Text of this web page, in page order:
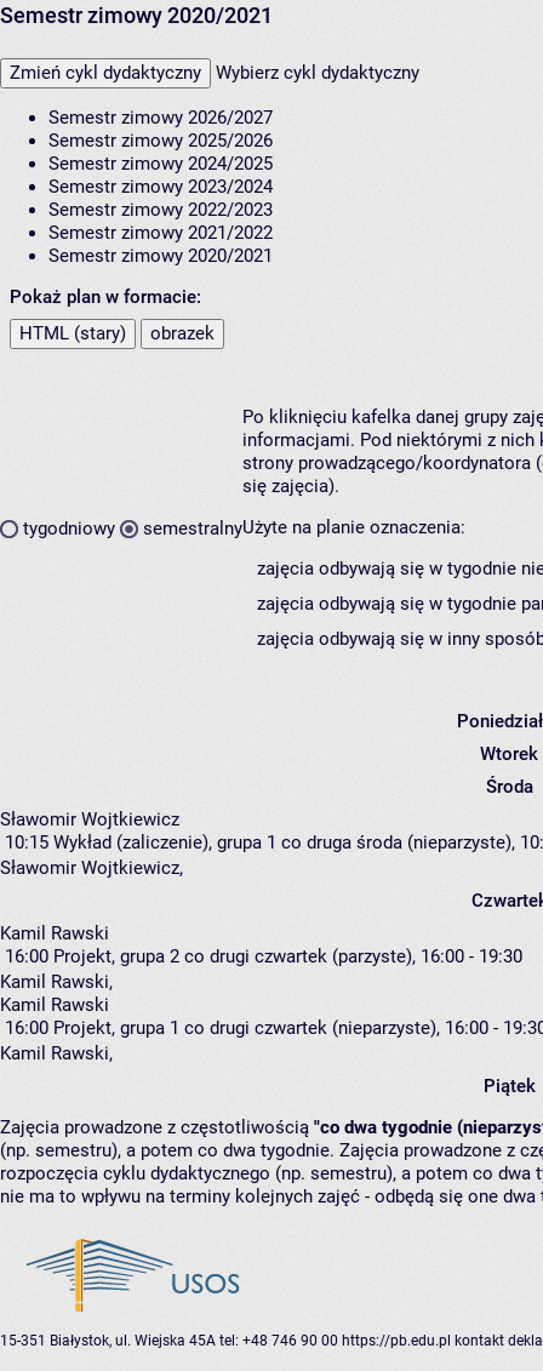
Semestr zimowy 2020/2021
Zmień cykl dydaktyczny Wybierz cykl dydaktyczny
Semestr zimowy 2026/2027
Semestr zimowy 2025/2026
Semestr zimowy 2024/2025
Semestr zimowy 2023/2024
Semestr zimowy 2022/2023
Semestr zimowy 2021/2022
Semestr zimowy 2020/2021
Pokaż plan w formacie:
HTML (stary)
obrazek
tygodniowy semestralny
Po kliknięciu kafelka danej grupy
informacjami. Pod niektórymi z nich
strony prowadzącego/koordynatora
się zajęcia).
Użyte na planie oznaczenia:
zajęcia odbywają się w tygodnie
zajęcia odbywają się w tygodnie
zajęcia odbywają się w inny
Wtorek
Środa
Sławomir Wojtkiewicz
10:15 Wykład (zaliczenie), grupa 1 co druga środa (nieparzyste),
Sławomir Wojtkiewicz,
Kamil Rawski
16:00 Projekt, grupa 2 co drugi czwartek (parzyste), 16:00 - 19:30
Kamil Rawski,
Kamil Rawski
16:00 Projekt, grupa 1 co drugi czwartek (nieparzyste), 16:00 -
Kamil Rawski,
Piątek
Zajęcia prowadzone z częstotliwością "co dwa tygodnie
(np. semestru), a potem co dwa tygodnie. Zajęcia prowadzone z
rozpoczęcia cyklu dydaktycznego (np. semestru), a potem co
nie ma to wpływu na terminy kolejnych zajęć - odbędą się one
15-351 Białystok, ul. Wiejska 45A tel: +48 746 90 00 https://pb.edu.pl kontakt